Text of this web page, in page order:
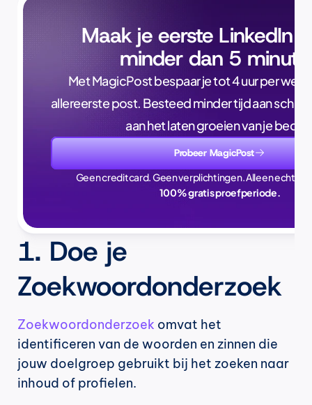
Maak je eerste LinkedIn
minder dan 5
Met MagicPost bespaar je tot 4 uur per
allereerste post. Besteed minder tijd aan
aan het laten groeien van je
Probeer MagicPost
Geen creditcard. Geen verplichtingen. Alleen echte
100% gratis proefperiode.
1. Doe je
Zoekwoordonderzoek
Zoekwoordonderzoek omvat het
identificeren van de woorden en zinnen die
jouw doelgroep gebruikt bij het zoeken naar
inhoud of profielen.